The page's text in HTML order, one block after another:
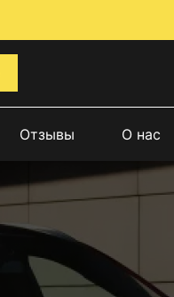
Отзывы О нас